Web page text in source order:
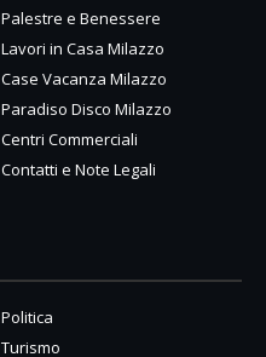
Palestre e Benessere
Lavori in Casa Milazzo
Case Vacanza Milazzo
Paradiso Disco Milazzo
Centri Commerciali
Contatti e Note Legali
Politica
Turismo